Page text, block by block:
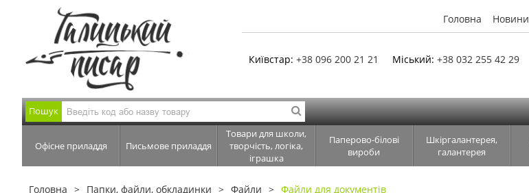
Головна Новини
Київстар: +38 096 200 21 21 Міський: +38 032 255 42 29
Пошук
Офісне приладдя Письмове приладдя
Товари для школи,
творчість, логіка,
іграшка
Паперово-білові
вироби
Шкіргалантерея,
галантерея
Головна Папки, файли, обкладинки Файли Файли для документів